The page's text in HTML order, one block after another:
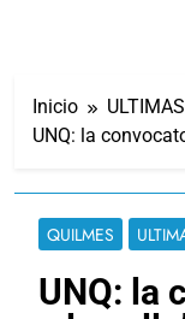
Inicio
UNQ: la
QUILMES
UNQ: la